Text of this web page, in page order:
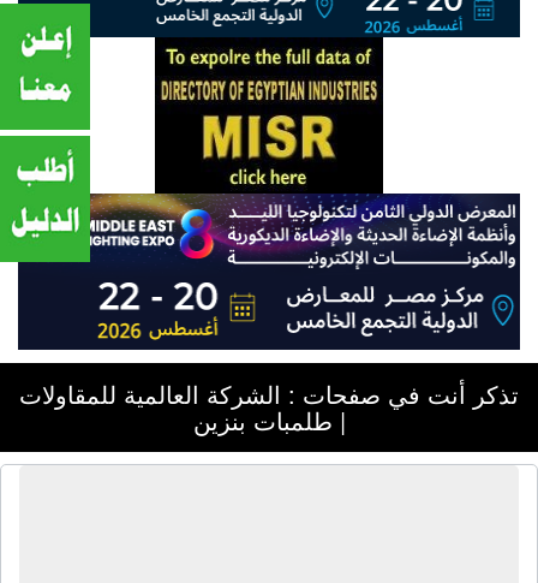
تذكر أنت في صفحات : الشركة العالمية للمقاولات
| طلمبات بنزين